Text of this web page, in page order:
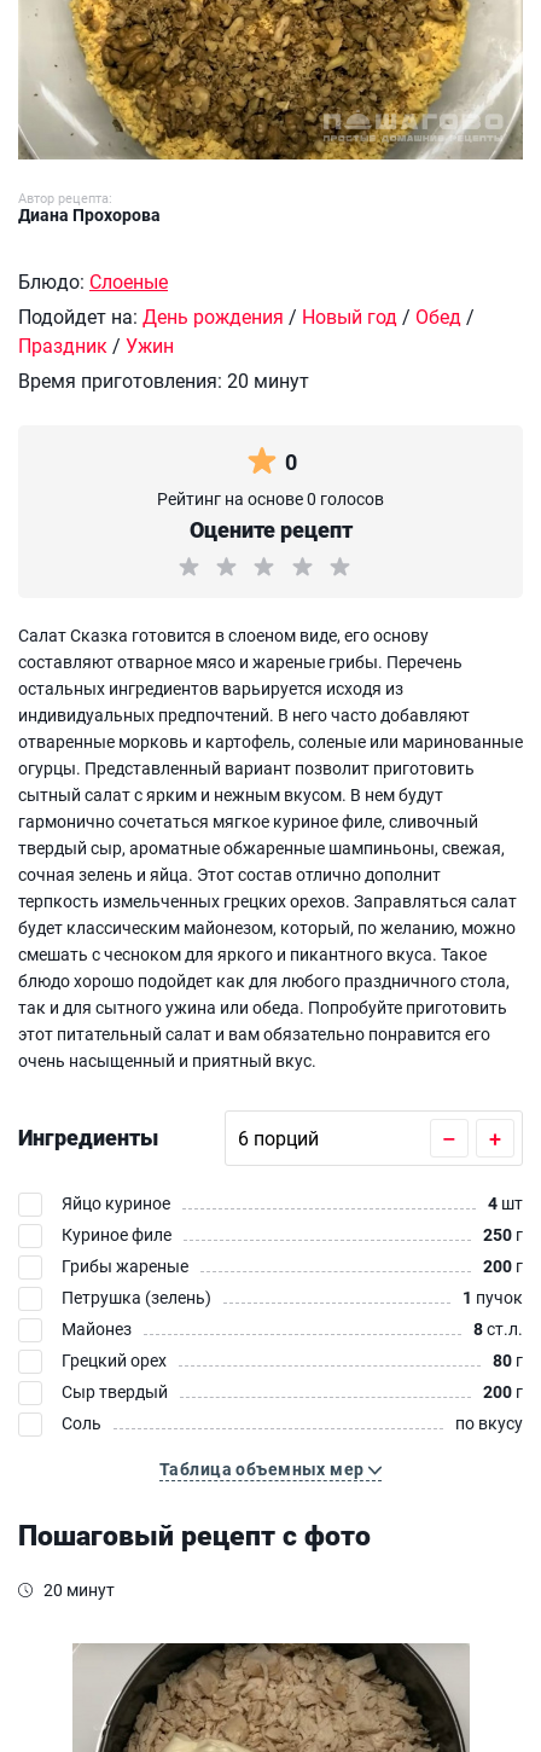
Автор рецепта:
Диана Прохорова
Блюдо: Слоеные
Подойдет на: День рождения / Новый год / Обед /
Праздник / Ужин
Время приготовления: 20 минут
0
Рейтинг на основе 0 голосов
Оцените рецепт
Салат Сказка готовится в слоеном виде, его основу
составляют отварное мясо и жареные грибы. Перечень
остальных ингредиентов варьируется исходя из
индивидуальных предпочтений. В него часто добавляют
отваренные морковь и картофель, соленые или маринованные
огурцы. Представленный вариант позволит приготовить
сытный салат с ярким и нежным вкусом. В нем будут
гармонично сочетаться мягкое куриное филе, сливочный
твердый сыр, ароматные обжаренные шампиньоны, свежая,
сочная зелень и яйца. Этот состав отлично дополнит
терпкость измельченных грецких орехов. Заправляться салат
будет классическим майонезом, который, по желанию, можно
смешать с чесноком для яркого и пикантного вкуса. Такое
блюдо хорошо подойдет как для любого праздничного стола,
так и для сытного ужина или обеда. Попробуйте приготовить
этот питательный салат и вам обязательно понравится его
очень насыщенный и приятный вкус.
Ингредиенты – +
Яйцо куриное 4 шт
Куриное филе
250 г
Грибы жареные
200 г
Петрушка (зелень)
1 пучок
Майонез
8ст.л.
Грецкий орех
80 г
Сыр твердый
200 г
Соль
по вкусу
Таблица объемных мер
Пошаговый рецепт с фото
20 минут